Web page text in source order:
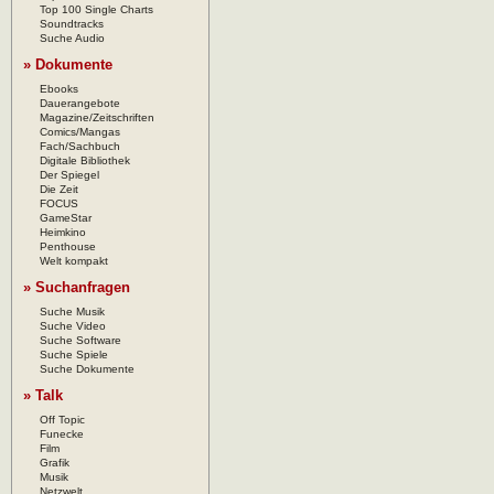
Top 100 Single Charts
Soundtracks
Suche Audio
» Dokumente
Ebooks
Dauerangebote
Magazine/Zeitschriften
Comics/Mangas
Fach/Sachbuch
Digitale Bibliothek
Der Spiegel
Die Zeit
FOCUS
GameStar
Heimkino
Penthouse
Welt kompakt
» Suchanfragen
Suche Musik
Suche Video
Suche Software
Suche Spiele
Suche Dokumente
» Talk
Off Topic
Funecke
Film
Grafik
Musik